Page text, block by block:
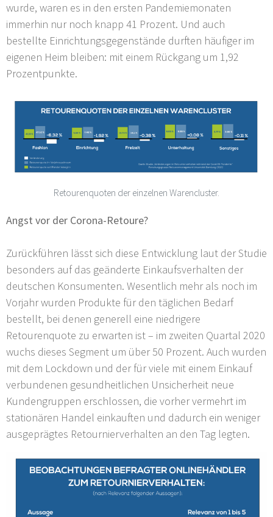
wurde, waren es in den ersten Pandemiemonaten
immerhin nur noch knapp 41 Prozent. Und auch
bestellte Einrichtungsgegenstände durften häufiger im
eigenen Heim bleiben: mit einem Rückgang um 1,92
Prozentpunkte.
Retourenquoten der einzelnen Warencluster.
Angst vor der Corona-Retoure?
Zurückführen lässt sich diese Entwicklung laut der Studie
besonders auf das geänderte Einkaufsverhalten der
deutschen Konsumenten. Wesentlich mehr als noch im
Vorjahr wurden Produkte für den täglichen Bedarf
bestellt, bei denen generell eine niedrigere
Retourenquote zu erwarten ist – im zweiten Quartal 2020
wuchs dieses Segment um über 50 Prozent. Auch wurden
mit dem Lockdown und der für viele mit einem Einkauf
verbundenen gesundheitlichen Unsicherheit neue
Kundengruppen erschlossen, die vorher vermehrt im
stationären Handel einkauften und dadurch ein weniger
ausgeprägtes Retournierverhalten an den Tag legten.